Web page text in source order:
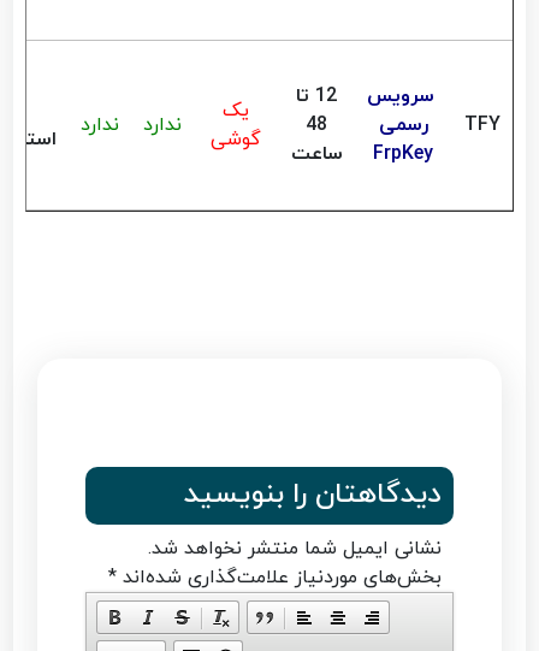
TFY
سرویس
رسمی
FrpKey
12 تا
48
ساعت
یک
گوشی
ندارد ندارد
دیدگاهتان را بنویسید
نشانی ایمیل شما منتشر نخواهد شد.
بخش‌های موردنیاز علامت‌گذاری شده‌اند*